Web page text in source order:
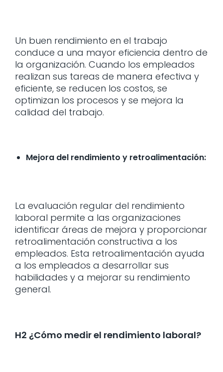
Un buen rendimiento en el trabajo
conduce a una mayor eficiencia dentro de
la organización. Cuando los empleados
realizan sus tareas de manera efectiva y
eficiente, se reducen los costos, se
optimizan los procesos y se mejora la
calidad del trabajo.
Mejora del rendimiento y retroalimentación:
La evaluación regular del rendimiento
laboral permite a las organizaciones
identificar áreas de mejora y proporcionar
retroalimentación constructiva a los
empleados. Esta retroalimentación ayuda
a los empleados a desarrollar sus
habilidades y a mejorar su rendimiento
general.
H2 ¿Cómo medir el rendimiento laboral?